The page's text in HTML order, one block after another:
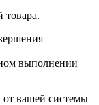
товара.
выполнении
вашей системы